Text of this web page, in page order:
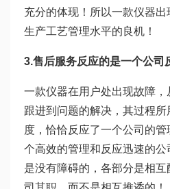
充分的体现！所以一款仪器
生产工艺管理水平的良机！
3.售后服务反应的是一个公司
一款仪器在用户处出现故障
跟进到问题的解决，其过程
度，恰恰反应了一个公司的
个高效的管理和反应迅速的
是没有障碍的，各部分是相